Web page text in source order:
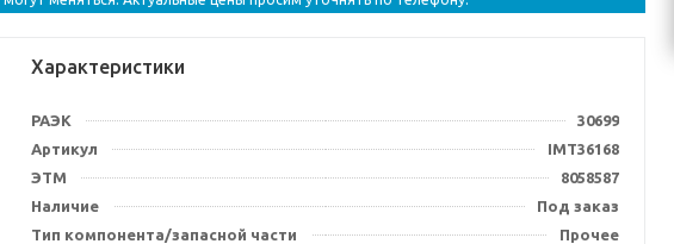
Характеристики
РАЭК
30699
Артикул
IMT36168
ЭТМ
8058587
Наличие
Под заказ
Тип компонента/запасной части
Прочее